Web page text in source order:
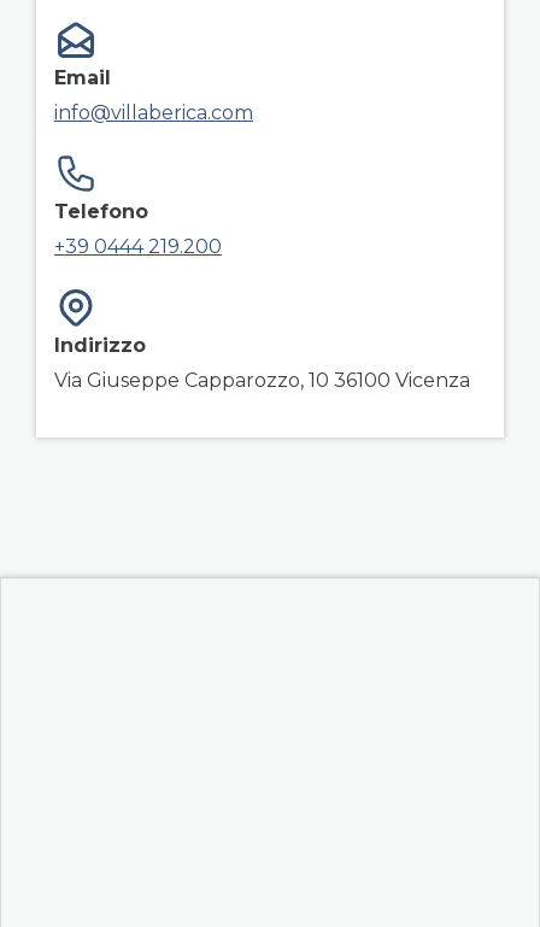
field group right
Email
info@villaberica.com
Telefono
+39 0444 219.200
Indirizzo
Via Giuseppe Capparozzo, 10 36100 Vicenza